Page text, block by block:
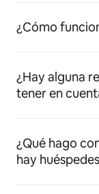
¿Cómo
¿Hay alguna
tener en
¿Qué hago
hay